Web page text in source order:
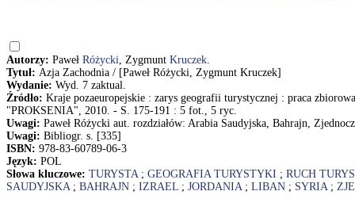
Autorzy: Paweł Różycki, Zygmunt Kruczek.
Tytuł: Azja Zachodnia / [Paweł Różycki, Zygmunt Kruczek]
Wydanie: Wyd. 7 zaktual.
Źródło: Kraje pozaeuropejskie : zarys geografii turystycznej : praca
"PROKSENIA", 2010. - S. 175-191 : 5 fot., 5 ryc.
Uwagi: Paweł Różycki aut. rozdziałów: Arabia Saudyjska, Bahrajn,
Uwagi: Bibliogr. s. [335]
ISBN: 978-83-60789-06-3
Język: POL
Słowa kluczowe: TURYSTA; GEOGRAFIA TURYSTYKI ; RUCH
SAUDYJSKA; BAHRAJN ; IZRAEL ; JORDANIA; LIBAN ; SYRIA;